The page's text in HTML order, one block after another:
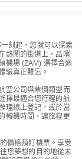
刻起，您就可以探索
熱鬧的街道上，品嚐
機場 (ZAM) 選擇合適
驗真正難忘。
空公司與票價類型而
擇最適合您行程的航
理線上登記，或於當
轉機時間，讓旅程更
價格預訂機票。享受
您夢想的目的地從未